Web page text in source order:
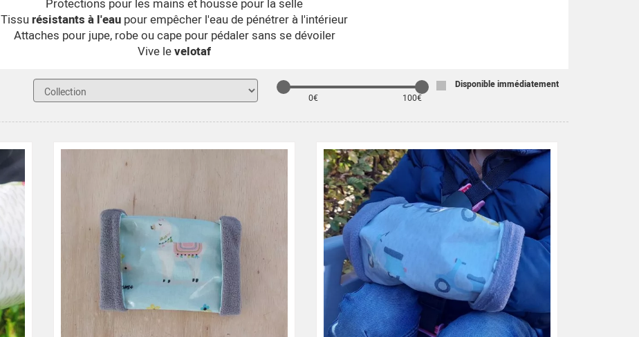
Protections pour les mains et housse pour la selle
Tissu résistants à l'eau pour empêcher l'eau de pénétrer à l'intérieur
Attaches pour jupe, robe ou cape pour pédaler sans se dévoiler
Vive levelotaf
0€ 100€
Disponible immédiatement